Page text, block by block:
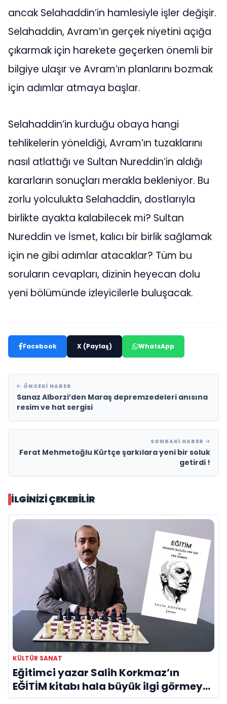
ancak Selahaddin’in hamlesiyle işler değişir.
Selahaddin, Avram’ın gerçek niyetini açığa
çıkarmak için harekete geçerken önemli bir
bilgiye ulaşır ve Avram’ın planlarını bozmak
için adımlar atmaya başlar.
Selahaddin’in kurduğu obaya hangi
tehlikelerin yöneldiği, Avram’ın tuzaklarını
nasıl atlattığı ve Sultan Nureddin’in aldığı
kararların sonuçları merakla bekleniyor. Bu
zorlu yolculukta Selahaddin, dostlarıyla
birlikte ayakta kalabilecek mi? Sultan
Nureddin ve İsmet, kalıcı bir birlik sağlamak
için ne gibi adımlar atacaklar? Tüm bu
soruların cevapları, dizinin heyecan dolu
yeni bölümünde izleyicilerle buluşacak.
Facebook X (Paylaş) WhatsApp
ÖNCEKI HABER
Sanaz Alborzi’den Maraş depremzedeleri anısına
resim ve hat sergisi
SONRAKI HABER
Ferat Mehmetoğlu Kürtçe şarkılara yeni bir soluk
getirdi !
İLGINIZI ÇEKEBILIR
KÜLTÜR SANAT
Eğitimci yazar Salih Korkmaz’ın
EĞİTİM kitabı hala büyük ilgi görmeye
devam ediyor